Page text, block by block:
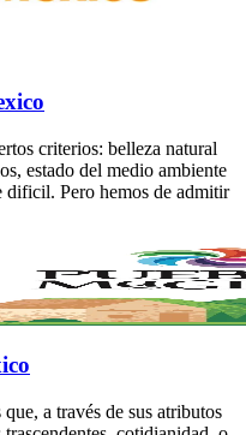
criterios: belleza natural
estado del medio ambiente
dificil. Pero hemos de admitir
a través de sus atributos